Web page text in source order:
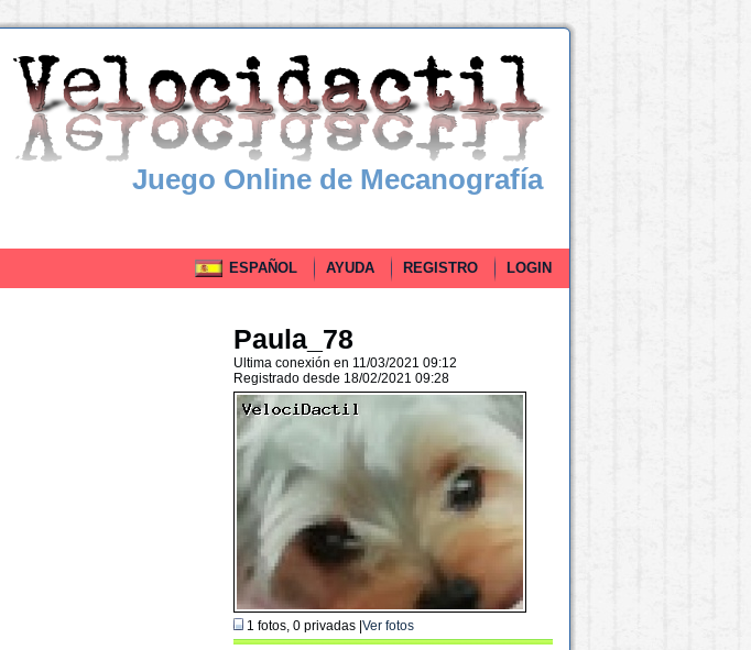
Juego Online de Mecanografía
ESPAÑOL AYUDA REGISTRO LOGIN
Paula_78
Ultima conexión en 11/03/2021 09:12
Registrado desde 18/02/2021 09:28
1 fotos, 0 privadas | Ver fotos